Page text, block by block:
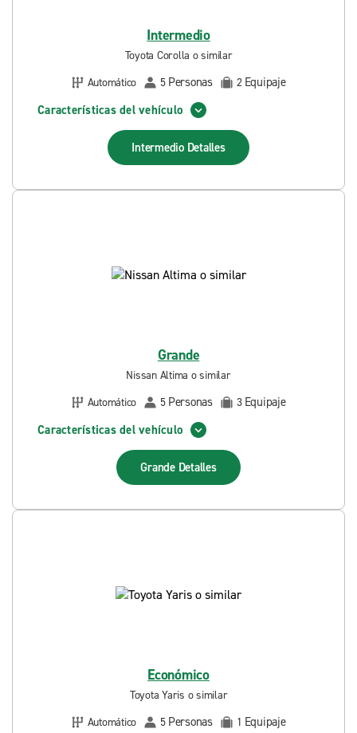
Intermedio
Toyota Corolla o similar
Automático
5 Personas 2 Equipaje
Características del vehículo
Intermedio Detalles
Grande
Nissan Altima o similar
Automático
5 Personas 3 Equipaje
Características del vehículo
Grande Detalles
Económico
Toyota Yaris o similar
Automático
5 Personas 1 Equipaje